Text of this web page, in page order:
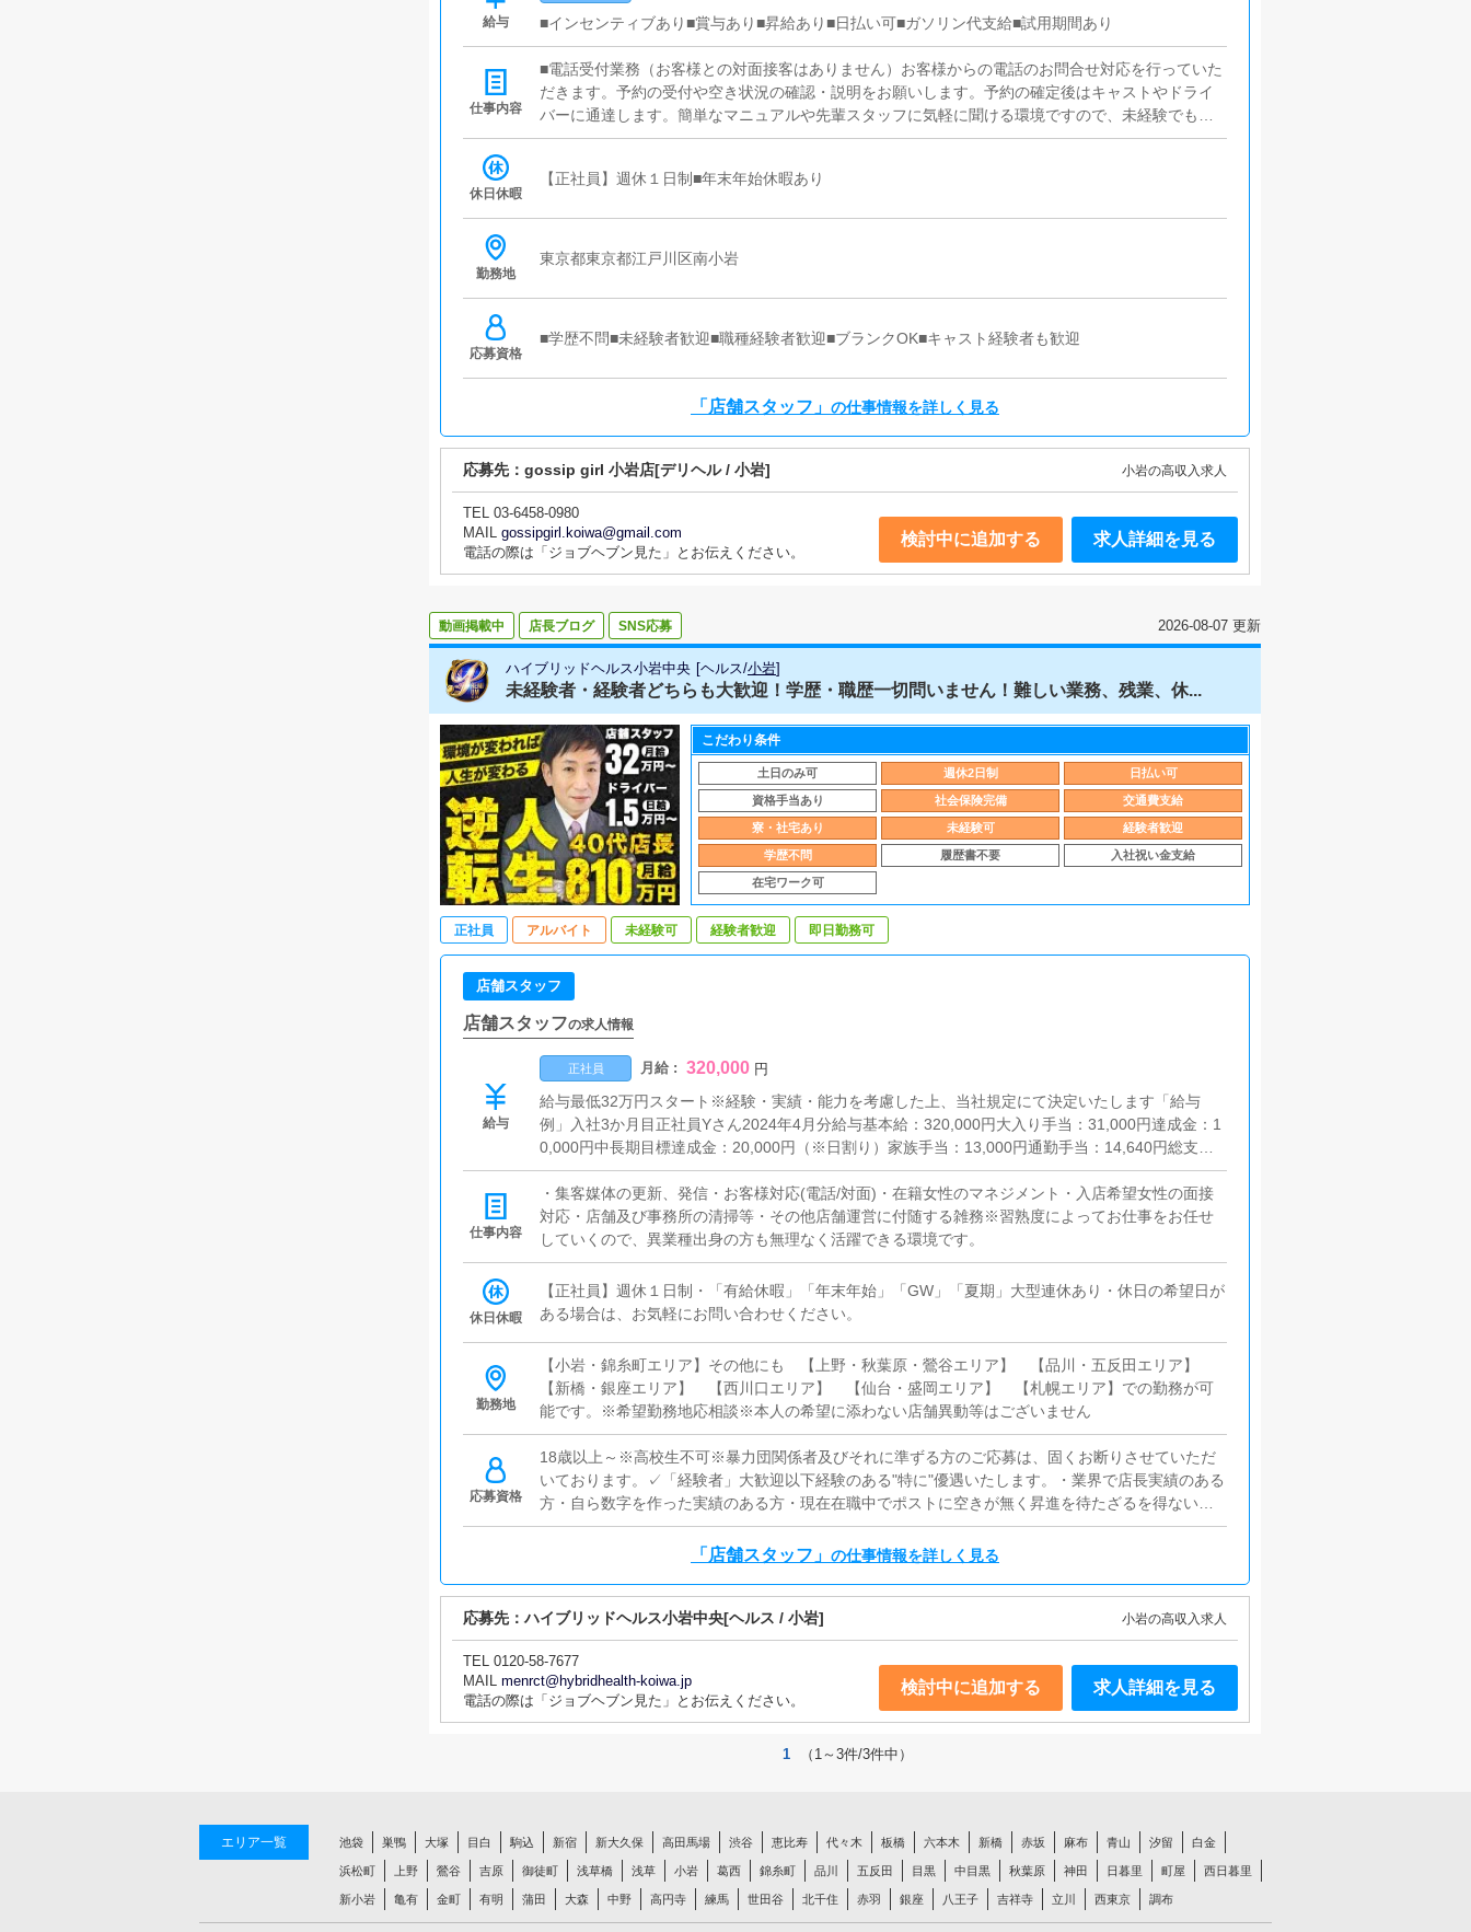
給与 ■インセンティブあり■賞与あり■昇給あり■日払い可■ガソリン代支給■試用期間あり
仕事内容
■電話受付業務（お客様との対面接客はありません）お客様からの電話のお問合せ対応を行っていた
だきます。予約の受付や空き状況の確認・説明をお願いします。予約の確定後はキャストやドライ
バーに通達します。簡単なマニュアルや先輩スタッフに気軽に聞ける環境ですので、未経験でも安
心して働けます。■企画の立案店舗イベントや店舗運営など様々な企画を提案していただきます。
上UPに繋がる施策の提案を行っていただきます。■キャスト管理お店で働いていただいているキャ
の清掃や備品の管理・補充を行っていただきます。■PC更新業務ヘブンネットなど、ポータルサイ
成となります。基本的にはボタンを押すだけや、ブログの更新時に簡単に文字が入力出来れば問題
休日休暇
【正社員】週休１日制■年末年始休暇あり
勤務地
東京都東京都江戸川区南小岩
応募資格
■学歴不問■未経験者歓迎■職種経験者歓迎■ブランクOK■キャスト経験者も歓迎
「店舗スタッフ」 の仕事情報を詳しく見る
応募先： gossip girl 小岩店[デリヘル / 小岩] 小岩の高収入求人
TEL 03-6458-0980
MAIL gossipgirl.koiwa@gmail.com
電話の際は「ジョブヘブン見た」とお伝えください。
検討中に追加する 求人詳細を見る
動画掲載中 店長ブログ SNS応募 2026-08-07 更新
ハイブリッドヘルス小岩中央 [ヘルス/小岩]
未経験者・経験者どちらも大歓迎！学歴・職歴一切問いません！難しい業務、残業、休...
こだわり条件
土日のみ可 週休2日制 日払い可
資格手当あり 社会保険完備 交通費支給
寮・社宅あり 未経験可 経験者歓迎
学歴不問 履歴書不要 入社祝い金支給
在宅ワーク可
正社員 アルバイト 未経験可 経験者歓迎 即日勤務可
店舗スタッフ
店舗スタッフの求人情報
給与
正社員 月給 : 320,000 円
給与最低32万円スタート※経験・実績・能力を考慮した上、当社規定にて決定いたします「給与
例」入社3か月目正社員Yさん2024年4月分給与基本給：320,000円大入り手当：31,000円達成金：1
0,000円中長期目標達成金：20,000円（※日割り）家族手当：13,000円通勤手当：14,640円総支
給：408,640円
仕事内容
・集客媒体の更新、発信・お客様対応(電話/対面)・在籍女性のマネジメント・入店希望女性の面接
対応・店舗及び事務所の清掃等・その他店舗運営に付随する雑務※習熟度によってお仕事をお任せ
していくので、異業種出身の方も無理なく活躍できる環境です。
休日休暇
【正社員】週休１日制・「有給休暇」「年末年始」「GW」「夏期」大型連休あり・休日の希望日が
ある場合は、お気軽にお問い合わせください。
勤務地
【小岩・錦糸町エリア】その他にも 【上野・秋葉原・鶯谷エリア】 【品川・五反田エリア】
【新橋・銀座エリア】 【西川口エリア】 【仙台・盛岡エリア】 【札幌エリア】での勤務が可
能です。※希望勤務地応相談※本人の希望に添わない店舗異動等はございません
応募資格
18歳以上～※高校生不可※暴力団関係者及びそれに準ずる方のご応募は、固くお断りさせていただ
いております。✓「経験者」大歓迎以下経験のある"特に"優遇いたします。・業界で店長実績のある
方・自ら数字を作った実績のある方・現在在職中でポストに空きが無く昇進を待たざるを得ない
方・ご自身の力で店舗を運営したいと考えている方✓「未経験者」大歓迎・向上心とやる気のある
方はスピード出世もあり得ます。誰にでも出来る簡単なWEBサイトの更新や受付業務などから始め
みたいと考えている異業種の方大歓迎です。
「店舗スタッフ」 の仕事情報を詳しく見る
応募先：ハイブリッドヘルス小岩中央[ヘルス / 小岩] 小岩の高収入求人
TEL 0120-58-7677
MAIL menrct@hybridhealth-koiwa.jp
電話の際は「ジョブヘブン見た」とお伝えください。
検討中に追加する 求人詳細を見る
1 （1～3件/3件中）
エリア一覧 池袋 巣鴨 大塚 目白 駒込 新宿 新大久保 高田馬場 渋谷 恵比寿 代々木 板橋 六本木 新橋 赤坂 麻布 青山 汐留 白金
浜松町 上野 鶯谷 吉原 御徒町 浅草橋 浅草 小岩 葛西 錦糸町 品川 五反田 目黒 中目黒 秋葉原 神田 日暮里 町屋 西日暮里
新小岩 亀有 金町 有明 蒲田 大森 中野 高円寺 練馬 世田谷 北千住 赤羽 銀座 八王子 吉祥寺 立川 西東京 調布